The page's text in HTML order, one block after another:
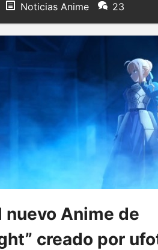
Noticias Anime 23
nuevo Anime de
creado por